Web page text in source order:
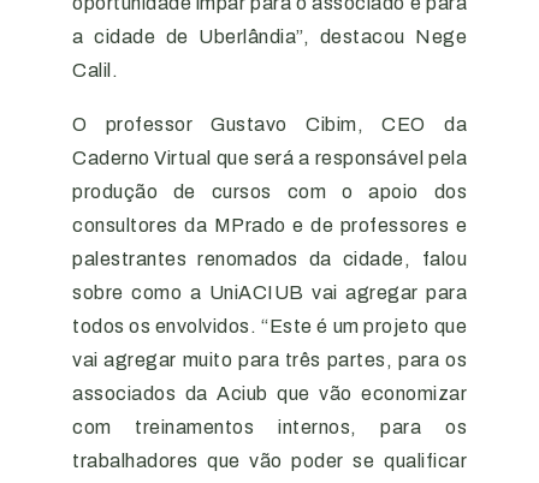
a cidade de Uberlândia”, destacou Nege
Calil.
O professor Gustavo Cibim, CEO da
Caderno Virtual que será a responsável pela
produção de cursos com o apoio dos
consultores da MPrado e de professores e
palestrantes renomados da cidade, falou
sobre como a UniACIUB vai agregar para
todos os envolvidos. “Este é um projeto que
vai agregar muito para três partes, para os
associados da Aciub que vão economizar
com treinamentos internos, para os
trabalhadores que vão poder se qualificar